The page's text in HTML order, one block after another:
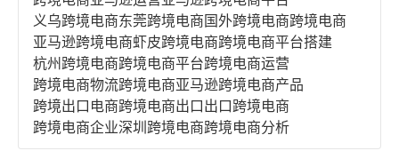
义乌跨境电商东莞跨境电商国外跨境电商跨境电商
亚马逊跨境电商虾皮跨境电商跨境电商平台搭建
杭州跨境电商跨境电商平台跨境电商运营
跨境电商物流跨境电商亚马逊跨境电商产品
跨境出口电商跨境电商出口出口跨境电商
跨境电商企业深圳跨境电商跨境电商分析
进口跨境电商跨境电商服务广州跨境电商